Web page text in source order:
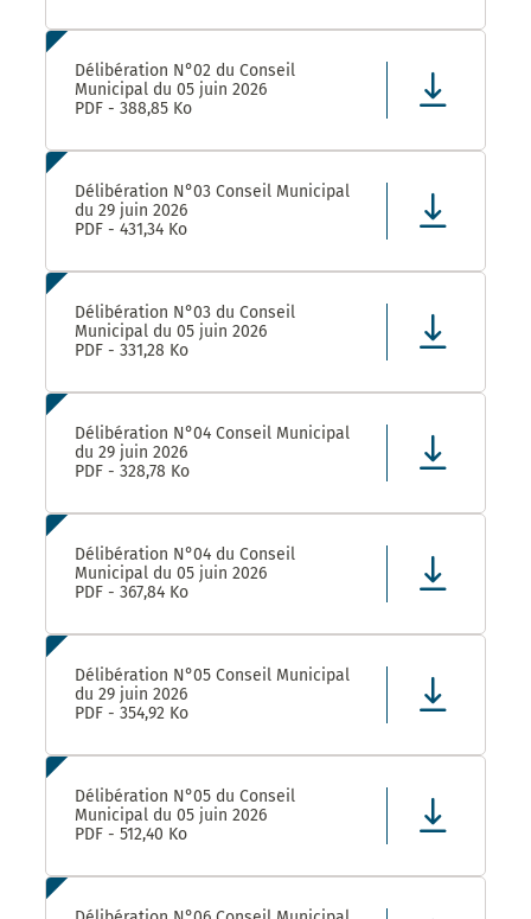
Délibération N°02 du Conseil
Municipal du 05 juin 2026
PDF - 388,85 Ko
Délibération N°03 Conseil Municipal
du 29 juin 2026
PDF - 431,34 Ko
Délibération N°03 du Conseil
Municipal du 05 juin 2026
PDF - 331,28 Ko
Délibération N°04 Conseil Municipal
du 29 juin 2026
PDF - 328,78 Ko
Délibération N°04 du Conseil
Municipal du 05 juin 2026
PDF - 367,84 Ko
Délibération N°05 Conseil Municipal
du 29 juin 2026
PDF - 354,92 Ko
Délibération N°05 du Conseil
Municipal du 05 juin 2026
PDF - 512,40 Ko